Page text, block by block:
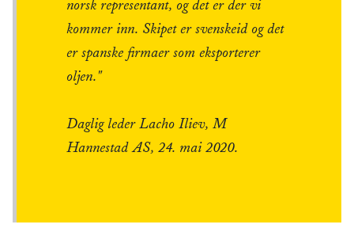
norsk representant, og det er der vi
kommer inn. Skipet er svenskeid og det
er spanske firmaer som eksporterer
oljen."
Daglig leder Lacho Iliev, M
Hannestad AS, 24. mai 2020.